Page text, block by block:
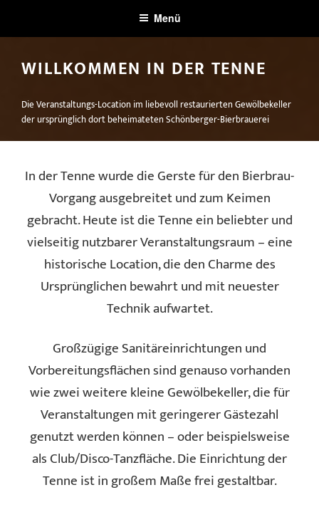
Inhalt
WILLKOMMEN IN DER TENNE
Die Veranstaltungs-Location im liebevoll restaurierten Gewölbekeller
der ursprünglich dort beheimateten Schönberger-Bierbrauerei
Menü
In der Tenne wurde die Gerste für den Bierbrau-
Vorgang ausgebreitet und zum Keimen
gebracht. Heute ist die Tenne ein beliebter und
vielseitig nutzbarer Veranstaltungsraum – eine
historische Location, die den Charme des
Ursprünglichen bewahrt und mit neuester
Technik aufwartet.
Großzügige Sanitäreinrichtungen und
Vorbereitungsflächen sind genauso vorhanden
wie zwei weitere kleine Gewölbekeller, die für
Veranstaltungen mit geringerer Gästezahl
genutzt werden können – oder beispielsweise
als Club/Disco-Tanzfläche. Die Einrichtung der
Tenne ist in großem Maße frei gestaltbar.